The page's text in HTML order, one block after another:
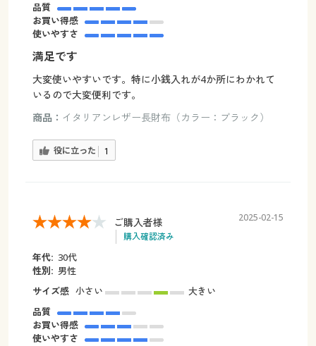
品質
お買い得感
使いやすさ
満足です
大変使いやすいです。特に小銭入れが4か所にわかれて
いるので大変便利です。
商品： イタリアンレザー長財布（カラー：ブラック）
役に立った 1
ご購入者様
購入確認済み
2025-02-15
年代: 30代
性別: 男性
サイズ感 小さい
大きい
品質
お買い得感
使いやすさ